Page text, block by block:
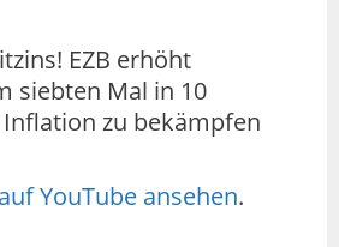
EZB erhöht
siebten Mal in 10
zu bekämpfen
YouTube ansehen.